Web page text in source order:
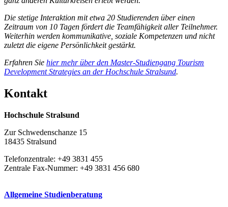
Die stetige Interaktion mit etwa 20 Studierenden über einen
Zeitraum von 10 Tagen fördert die Teamfähigkeit aller Teilnehmer.
Weiterhin werden kommunikative, soziale Kompetenzen und nicht
zuletzt die eigene Persönlichkeit gestärkt.
Erfahren Sie hier mehr über den Master-Studiengang Tourism
Development Strategies an der Hochschule Stralsund.
Kon­takt
Hochschule Stralsund
Zur Schwedenschanze 15
18435 Stralsund
Telefonzentrale: +49 3831 455
Zentrale Fax-Nummer: +49 3831 456 680
Allgemeine Studienberatung